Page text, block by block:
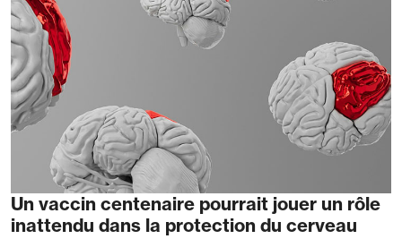
Un vaccin centenaire pourrait jouer un rôle
inattendu dans la protection du cerveau